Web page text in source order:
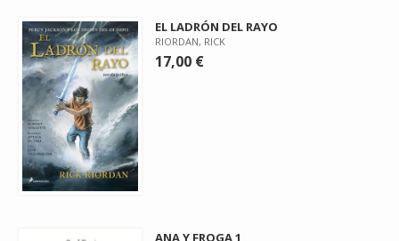
EL LADRÓN DEL RAYO
RIORDAN, RICK
17,00 €
ANA Y FROGA 1